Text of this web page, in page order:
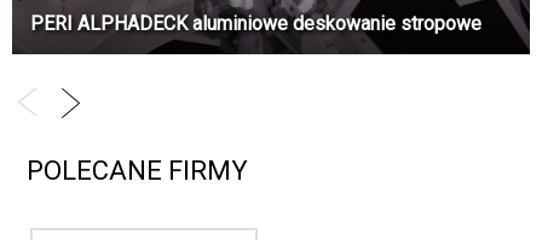
PERI ALPHADECK aluminiowe deskowanie stropowe
POLECANE FIRMY